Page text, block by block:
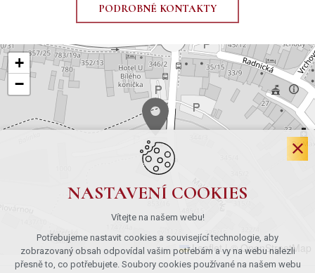
PODROBNÉ KONTAKTY
+
−
Leaflet | © OpenStreetMap
NASTAVENÍ COOKIES
Vítejte na našem webu!
Potřebujeme nastavit cookies a související technologie, aby
zobrazovaný obsah odpovídal vašim potřebám a vy na webu nalezli
přesně to, co potřebujete. Soubory cookies používané na našem webu